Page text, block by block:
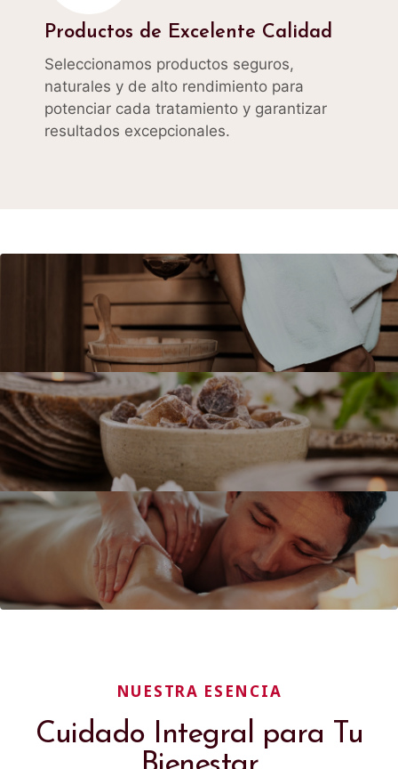
Productos de Excelente Calidad
Seleccionamos productos seguros,
naturales y de alto rendimiento para
potenciar cada tratamiento y garantizar
resultados excepcionales.
NUESTRA ESENCIA
Cuidado Integral para Tu